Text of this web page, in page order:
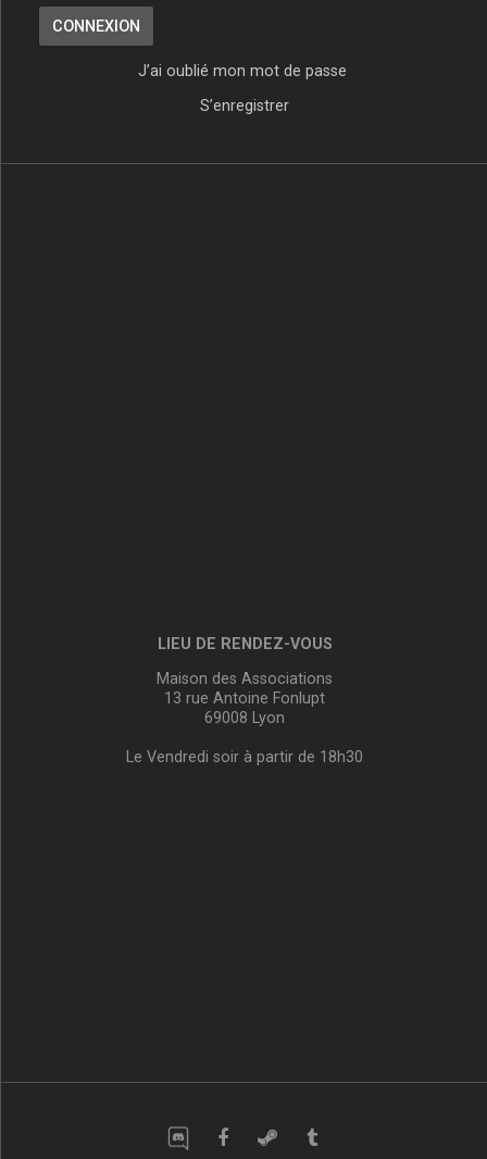
J’ai oublié mon mot de passe
S’enregistrer
LIEU DE RENDEZ-VOUS
Maison des Associations
13 rue Antoine Fonlupt
69008 Lyon
Le Vendredi soir à partir de 18h30